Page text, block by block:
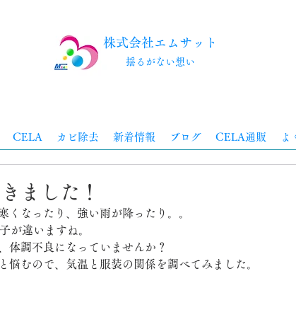
株式会社エムサット
​揺るがない想い
CELA カビ除去 新着情報 ブログ CELA通販 よ
ました！
くなったり、強い雨が降ったり。。
が違いますね。
体調不良になっていませんか？
悩むので、気温と服装の関係を調べてみました。